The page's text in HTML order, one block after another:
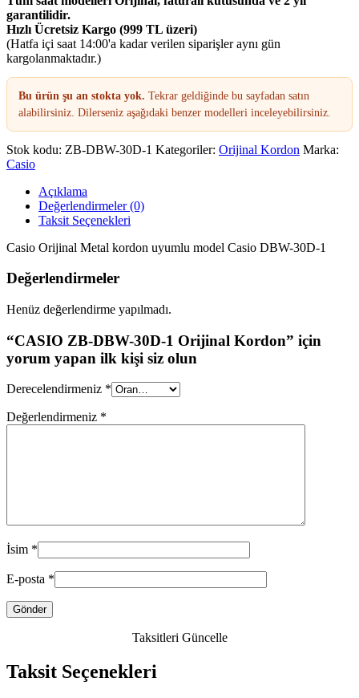
garantilidir.
Hızlı Ücretsiz Kargo (999 TL üzeri)
(Hatfa içi saat 14:00'a kadar verilen siparişler aynı gün
kargolanmaktadır.)
Bu ürün şu an stokta yok. Tekrar geldiğinde bu sayfadan satın
alabilirsiniz. Dilerseniz aşağıdaki benzer modelleri inceleyebilirsiniz.
Stok kodu: ZB-DBW-30D-1 Kategoriler: Orijinal Kordon Marka:
Casio
Açıklama
Değerlendirmeler (0)
Taksit Seçenekleri
Casio Orijinal Metal kordon uyumlu model Casio DBW-30D-1
Değerlendirmeler
Henüz değerlendirme yapılmadı.
“CASIO ZB-DBW-30D-1 Orijinal Kordon” için
yorum yapan ilk kişi siz olun
Derecelendirmeniz *
Değerlendirmeniz *
İsim *
E-posta *
Taksitleri Güncelle
Taksit Seçenekleri